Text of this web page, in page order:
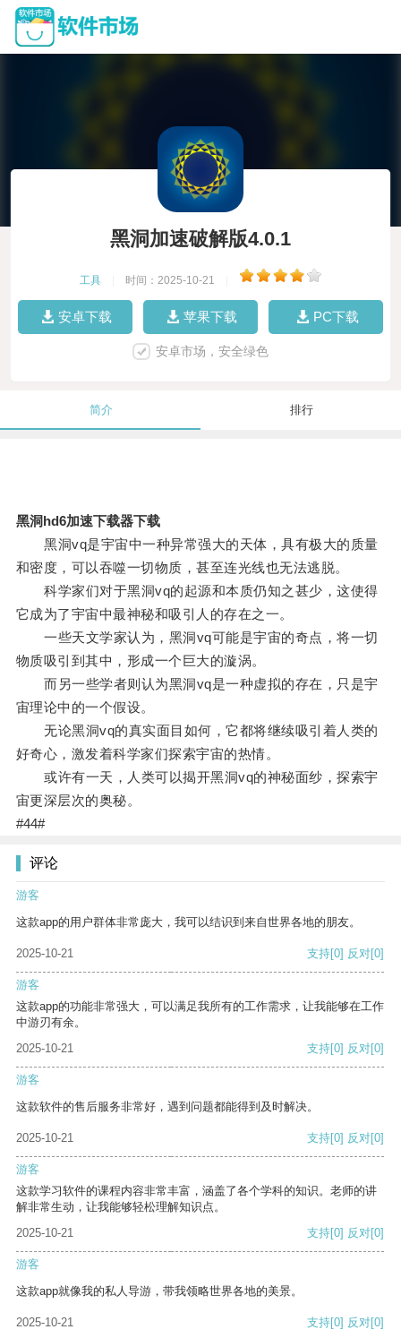
黑洞加速破解版4.0.1
工具 时间：2025-10-21
安卓下载 苹果下载 PC下载
安卓市场，安全绿色
简介 排行
黑洞hd6加速下载器下载
黑洞vq是宇宙中一种异常强大的天体，具有极大的质量
和密度，可以吞噬一切物质，甚至连光线也无法逃脱。
科学家们对于黑洞vq的起源和本质仍知之甚少，这使得
它成为了宇宙中最神秘和吸引人的存在之一。
一些天文学家认为，黑洞vq可能是宇宙的奇点，将一切
物质吸引到其中，形成一个巨大的漩涡。
而另一些学者则认为黑洞vq是一种虚拟的存在，只是宇
宙理论中的一个假设。
无论黑洞vq的真实面目如何，它都将继续吸引着人类的
好奇心，激发着科学家们探索宇宙的热情。
或许有一天，人类可以揭开黑洞vq的神秘面纱，探索宇
宙更深层次的奥秘。
#44#
评论
游客
这款app的用户群体非常庞大，我可以结识到来自世界各地的朋友。
2025-10-21 支持[0] 反对[0]
游客
这款app的功能非常强大，可以满足我所有的工作需求，让我能够在工作
中游刃有余。
2025-10-21
支持[0] 反对[0]
游客
这款软件的售后服务非常好，遇到问题都能得到及时解决。
2025-10-21 支持[0] 反对[0]
游客
这款学习软件的课程内容非常丰富，涵盖了各个学科的知识。老师的讲
解非常生动，让我能够轻松理解知识点。
2025-10-21
支持[0] 反对[0]
游客
这款app就像我的私人导游，带我领略世界各地的美景。
2025-10-21 支持[0] 反对[0]